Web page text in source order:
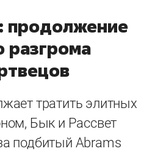
продолжение
разгрома
тратить элитных
Бык и Рассвет
подбитый Abrams